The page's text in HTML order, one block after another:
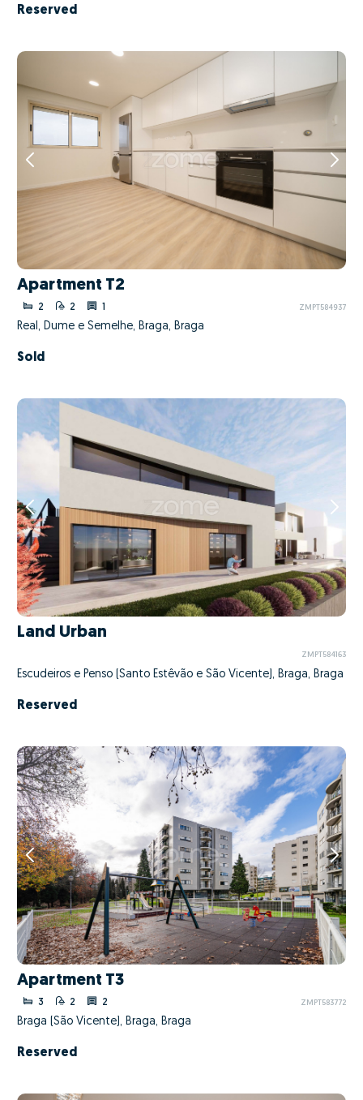
Reserved
Apartment T2
2 2 1 ZMPT584937
Real, Dume e Semelhe, Braga, Braga
Sold
Land Urban
ZMPT584163
Escudeiros e Penso (Santo Estêvão e São Vicente), Braga, Braga
Reserved
Apartment T3
3 2 2 ZMPT583772
Braga (São Vicente), Braga, Braga
Reserved